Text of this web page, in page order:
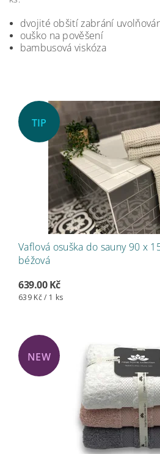
dvojité obšití zabrání
ouško na pověšení
bambusová viskóza
TIP
Vaflová osuška do sauny 90 x
béžová
639.00 Kč
639 Kč / 1 ks
NEW